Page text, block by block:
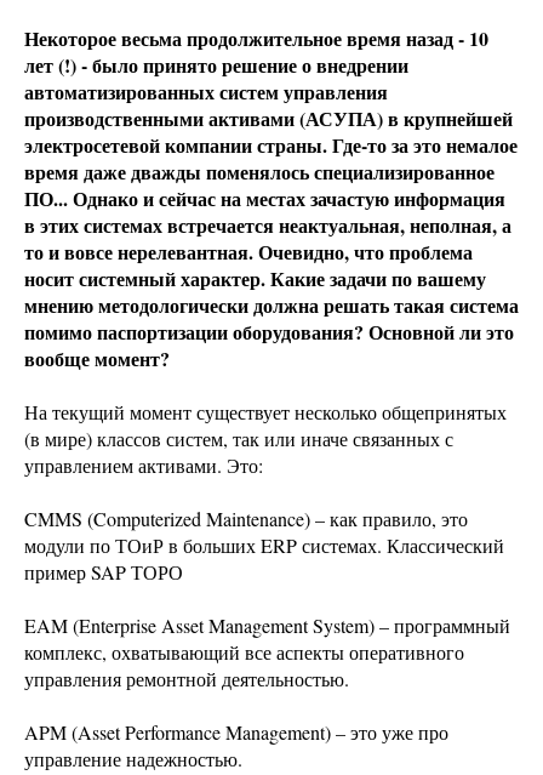
Некоторое весьма продолжительное время назад - 10
лет (!) - было принято решение о внедрении
автоматизированных систем управления
производственными активами (АСУПА) в крупнейшей
электросетевой компании страны. Где-то за это немалое
время даже дважды поменялось специализированное
ПО... Однако и сейчас на местах зачастую информация
в этих системах встречается неактуальная, неполная, а
то и вовсе нерелевантная. Очевидно, что проблема
носит системный характер. Какие задачи по вашему
мнению методологически должна решать такая система
помимо паспортизации оборудования? Основной ли это
вообще момент?
На текущий момент существует несколько общепринятых
(в мире) классов систем, так или иначе связанных с
управлением активами. Это:
CMMS (Computerized Maintenance) – как правило, это
модули по ТОиР в больших ERP системах. Классический
пример SAP ТОРО
EAM (Enterprise Asset Management System) – программный
комплекс, охватывающий все аспекты оперативного
управления ремонтной деятельностью.
APM (Asset Performance Management) – это уже про
управление надежностью.